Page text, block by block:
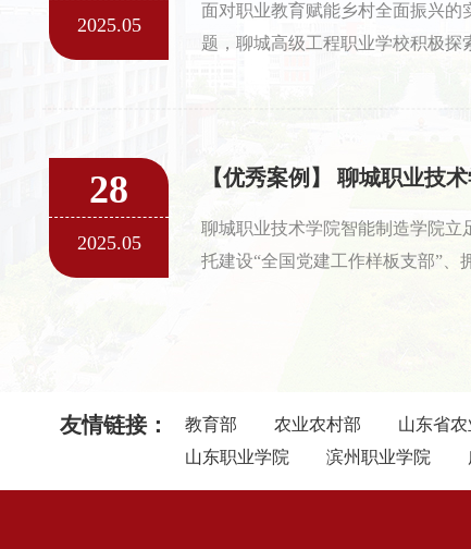
2025.05
面对职业教育赋能乡村全面振兴的
题，聊城高级工程职业学校积极探
养体系，产教融合建设“1+3+1”共
人才全生命周期，促使职业教育教
教育功能与社会功能融合，助力本
28
2025.05
聊城职业技术学院智能制造学院立
托建设“全国党建工作样板支部”、
发出勃勃生机与无限活力。
友情链接： 教育部 农业农村部 山东省
山东职业学院
滨州职业学院